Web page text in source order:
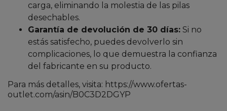
carga, eliminando la molestia de las pilas
desechables.
Garantía de devolución de 30 días: Si no
estás satisfecho, puedes devolverlo sin
complicaciones, lo que demuestra la confianza
del fabricante en su producto.
Para más detalles, visita: https://www.ofertas-
outlet.com/asin/B0C3D2DGYP